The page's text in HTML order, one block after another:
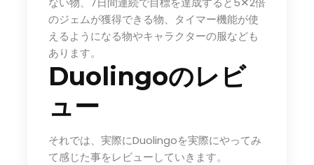
のジェムが獲得できる物、タイマー機能が使
えるようになる物やキャラクターの服なども
あります。
Duolingoのレビ
ュー
それでは、実際にDuolingoを実際にやってみ
て感じた事をレビューしていきます。